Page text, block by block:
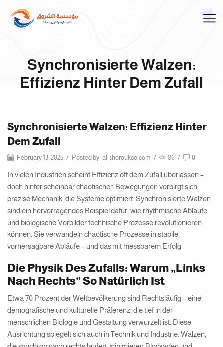
Synchronisierte Walzen:
Effizienz Hinter Dem Zufall
Synchronisierte Walzen: Effizienz Hinter
Dem Zufall
February 13, 2025 / Posted by al-shoroukco.com / 86 / 0
In vielen Industrien scheint Effizienz oft dem Zufall überlassen –
doch hinter scheinbar chaotischen Bewegungen verbirgt sich
präzise Mechanik, die Systeme optimiert. Synchronisierte Walzen
sind ein hervorragendes Beispiel dafür, wie rhythmische Abläufe
und biologische Vorbilder technische Prozesse revolutionieren
können. Sie verwandeln chaotische Prozesse in stabile,
vorhersagbare Abläufe – und das mit messbarem Erfolg.
Die Physik Des Zufalls: Warum „Links
Nach Rechts“ So Natürlich Ist
Etwa 70 Prozent der Weltbevölkerung sind Rechtsläufig – eine
demografische und kulturelle Präferenz, die tief in der
menschlichen Biologie und Gestaltung verwurzelt ist. Diese
Ausrichtung spiegelt sich auch in Technik und Industrie: Walzen,